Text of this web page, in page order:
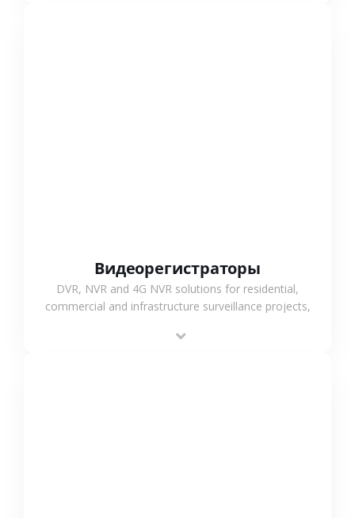
Видеорегистраторы
DVR, NVR and 4G NVR solutions for residential,
commercial and infrastructure surveillance projects,